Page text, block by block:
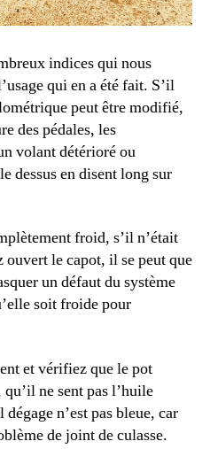
indices qui nous
qui en a été fait. S’il
peut être modifié,
des pédales, les
volant détérioré ou
dessus en disent long sur
froid, s’il n’était
le capot, il se peut que
un défaut du système
soit froide pour
et vérifiez que le pot
ne sent pas l’huile
n’est pas bleue, car
de joint de culasse.